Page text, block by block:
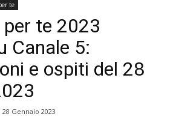
te
per te 2023
Canale 5:
e ospiti del 28
28 Gennaio 2023